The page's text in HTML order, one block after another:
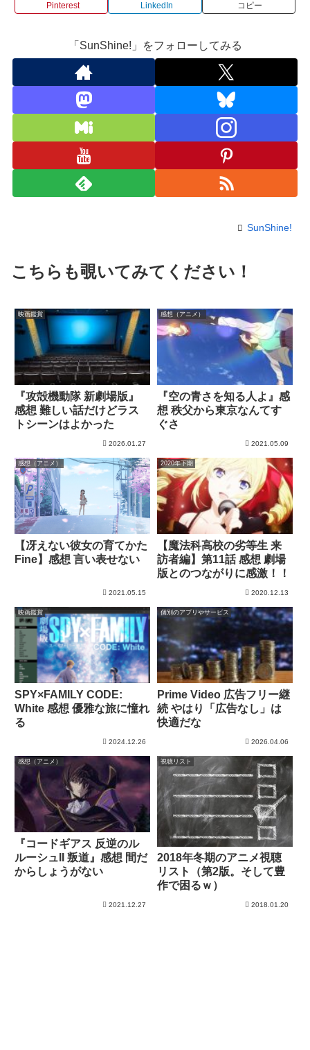
Pinterest LinkedIn コピー
「SunShine!」をフォローしてみる
SunShine!
こちらも覗いてみてください！
映画鑑賞
『攻殻機動隊 新劇場版』
感想 難しい話だけどラス
トシーンはよかった
2026.01.27
感想（アニメ）
『空の青さを知る人よ』感
想 秩父から東京なんてす
ぐさ
2021.05.09
感想（アニメ）
【冴えない彼女の育てかた
Fine】感想 言い表せない
2021.05.15
2020年下期
【魔法科高校の劣等生 来
訪者編】第11話 感想 劇場
版とのつながりに感激！！
2020.12.13
映画鑑賞
SPY×FAMILY CODE:
White 感想 優雅な旅に憧れ
る
2024.12.26
個別のアプリやサービス
Prime Video 広告フリー継
続 やはり「広告なし」は
快適だな
2026.04.06
感想（アニメ）
『コードギアス 反逆のル
ルーシュII 叛道』感想 間だ
からしょうがない
2021.12.27
視聴リスト
2018年冬期のアニメ視聴
リスト（第2版。そして豊
作で困るｗ）
2018.01.20